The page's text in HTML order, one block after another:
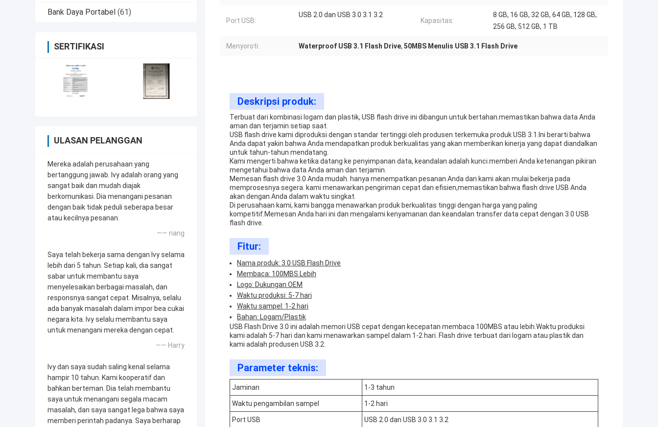
Bank Daya Portabel (61)
SERTIFIKASI
ULASAN PELANGGAN
Mereka adalah perusahaan yang
bertanggung jawab. Ivy adalah orang yang
sangat baik dan mudah diajak
berkomunikasi. Dia menangani pesanan
dengan baik tidak peduli seberapa besar
atau kecilnya pesanan.
—— riang
Saya telah bekerja sama dengan Ivy selama
lebih dari 5 tahun. Setiap kali, dia sangat
sabar untuk membantu saya
menyelesaikan berbagai masalah, dan
responsnya sangat cepat. Misalnya, selalu
ada banyak masalah dalam impor bea cukai
negara kita. Ivy selalu membantu saya
untuk menangani mereka dengan cepat.
—— Harry
Ivy dan saya sudah saling kenal selama
hampir 10 tahun. Kami kooperatif dan
bahkan berteman. Dia telah membantu
saya untuk menangani segala macam
masalah, dan saya sangat lega bahwa saya
memberi perintah padanya. Saya berharap
Port USB:
USB 2.0 dan USB 3.0 3.1 3.2
Kapasitas:
8 GB, 16 GB, 32 GB, 64 GB, 128 GB,
256 GB, 512 GB, 1 TB
Menyoroti: Waterproof USB 3.1 Flash Drive, 50MBS Menulis USB 3.1 Flash Drive
Deskripsi produk:
Terbuat dari kombinasi logam dan plastik, USB flash drive ini dibangun untuk bertahan.memastikan bahwa data Anda
aman dan terjamin setiap saat.
USB flash drive kami diproduksi dengan standar tertinggi oleh produsen terkemuka produk USB 3.1.Ini berarti bahwa
Anda dapat yakin bahwa Anda mendapatkan produk berkualitas yang akan memberikan kinerja yang dapat diandalkan
untuk tahun-tahun mendatang.
Kami mengerti bahwa ketika datang ke penyimpanan data, keandalan adalah kunci.memberi Anda ketenangan pikiran
mengetahui bahwa data Anda aman dan terjamin.
Memesan flash drive 3.0 Anda mudah. hanya menempatkan pesanan Anda dan kami akan mulai bekerja pada
memprosesnya segera. kami menawarkan pengiriman cepat dan efisien,memastikan bahwa flash drive USB Anda
akan dengan Anda dalam waktu singkat.
Di perusahaan kami, kami bangga menawarkan produk berkualitas tinggi dengan harga yang paling
kompetitif.Memesan Anda hari ini dan mengalami kenyamanan dan keandalan transfer data cepat dengan 3.0 USB
flash drive.
Fitur:
Nama produk: 3.0 USB Flash Drive
Membaca: 100MBS Lebih
Logo: Dukungan OEM
Waktu produksi: 5-7 hari
Waktu sampel: 1-2 hari
Bahan: Logam/Plastik
USB Flash Drive 3.0 ini adalah memori USB cepat dengan kecepatan membaca 100MBS atau lebih.Waktu produksi
kami adalah 5-7 hari dan kami menawarkan sampel dalam 1-2 hari. Flash drive terbuat dari logam atau plastik dan
kami adalah produsen USB 3.2.
Parameter teknis:
Jaminan 1-3 tahun
Waktu pengambilan sampel 1-2 hari
Port USB USB 2.0 dan USB 3.0 3.1 3.2